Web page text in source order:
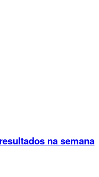
na semana